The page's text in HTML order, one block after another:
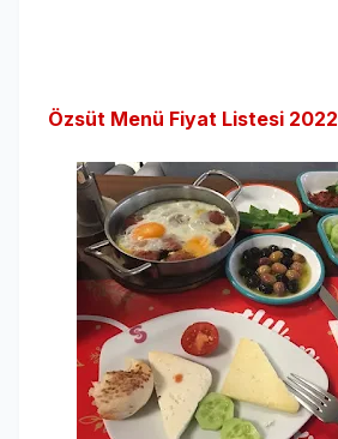
Özsüt Menü Fiyat Listesi 2022